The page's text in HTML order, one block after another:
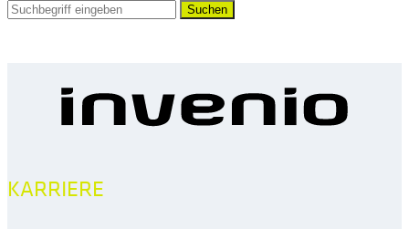
Suchen
KARRIERE